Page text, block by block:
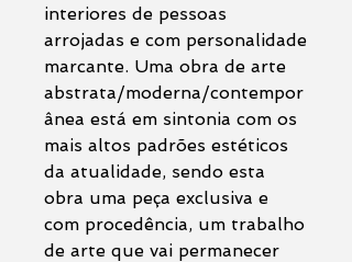
interiores de pessoas
arrojadas e com personalidade
marcante. Uma obra de arte
abstrata/moderna/contempor
ânea está em sintonia com os
mais altos padrões estéticos
da atualidade, sendo esta
obra uma peça exclusiva e
com procedência, um trabalho
de arte que vai permanecer